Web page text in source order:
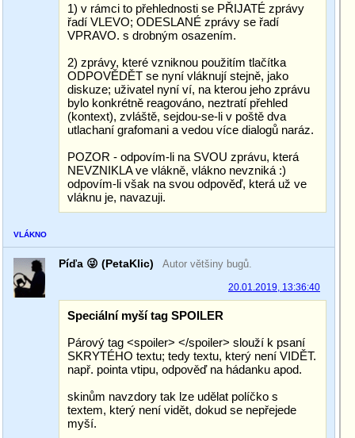
1) v rámci to přehlednosti se PŘIJATÉ zprávy
řadí VLEVO; ODESLANÉ zprávy se řadí
VPRAVO. s drobným osazením.
2) zprávy, které vzniknou použitím tlačítka
ODPOVĚDĚT se nyní vláknují stejně, jako
diskuze; uživatel nyní ví, na kterou jeho zprávu
bylo konkrétně reagováno, neztratí přehled
(kontext), zvláště, sejdou-se-li v poště dva
utlachaní grafomani a vedou více dialogů naráz.
POZOR - odpovím-li na SVOU zprávu, která
NEVZNIKLA ve vlákně, vlákno nevzniká :)
odpovím-li však na svou odpověď, která už ve
vláknu je, navazuji.
VLÁKNO
Píďa 😜 (PetaKlic) Autor většiny bugů.
20.01.2019, 13:36:40
Speciální myší tag SPOILER
Párový tag <spoiler> </spoiler> slouží k psaní
SKRYTÉHO textu; tedy textu, který není VIDĚT.
např. pointa vtipu, odpověď na hádanku apod.
skinům navzdory tak lze udělat políčko s
textem, který není vidět, dokud se nepřejede
myší.